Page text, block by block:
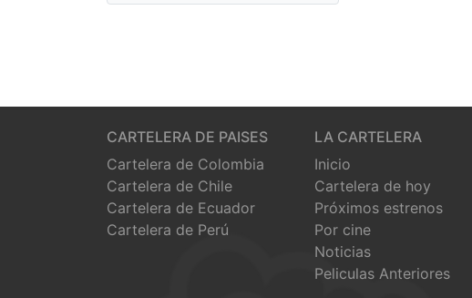
CARTELERA DE PAISES
Cartelera de Colombia
Cartelera de Chile
Cartelera de Ecuador
Cartelera de Perú
LA CARTELERA
Inicio
Cartelera de hoy
Próximos estrenos
Por cine
Noticias
Peliculas Anteriores